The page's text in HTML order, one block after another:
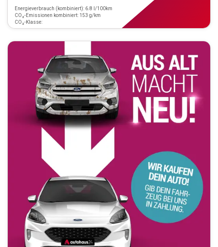
Energieverbrauch (kombiniert): 6.8 l/100km
CO₂-Emissionen kombiniert: 153 g/km
CO₂-Klasse: